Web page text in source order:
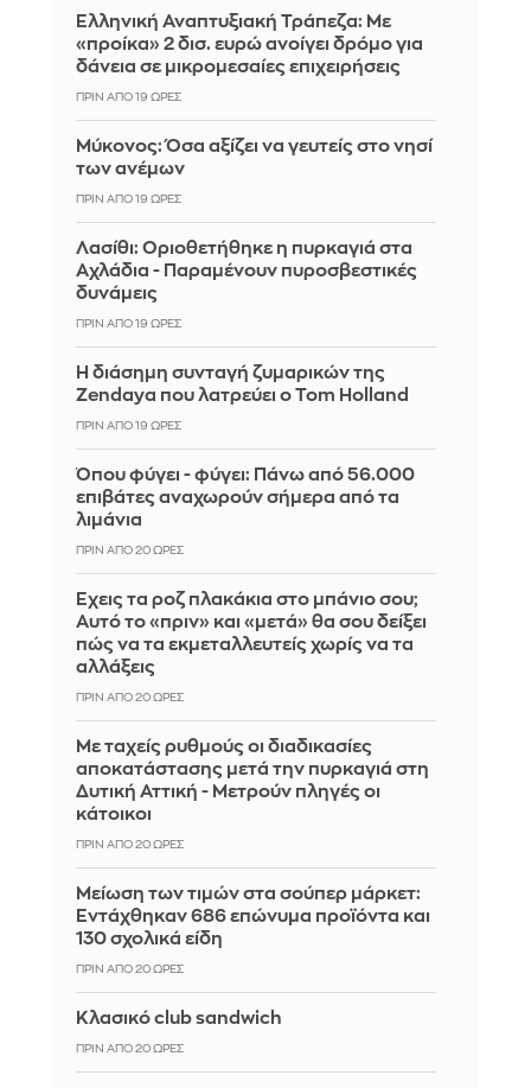
Ελληνική Αναπτυξιακή Τράπεζα: Με
«προίκα» 2 δισ. ευρώ ανοίγει δρόμο για
δάνεια σε μικρομεσαίες επιχειρήσεις
ΠΡΙΝ ΑΠΌ 19 ΏΡΕΣ
Μύκονος: Όσα αξίζει να γευτείς στο νησί
των ανέμων
ΠΡΙΝ ΑΠΌ 19 ΏΡΕΣ
Λασίθι: Οριοθετήθηκε η πυρκαγιά στα
Αχλάδια - Παραμένουν πυροσβεστικές
δυνάμεις
ΠΡΙΝ ΑΠΌ 19 ΏΡΕΣ
Η διάσημη συνταγή ζυμαρικών της
Zendaya που λατρεύει ο Tom Holland
ΠΡΙΝ ΑΠΌ 19 ΏΡΕΣ
Όπου φύγει - φύγει: Πάνω από 56.000
επιβάτες αναχωρούν σήμερα από τα
λιμάνια
ΠΡΙΝ ΑΠΌ 20 ΏΡΕΣ
Έχεις τα ροζ πλακάκια στο μπάνιο σου;
Αυτό το «πριν» και «μετά» θα σου δείξει
πώς να τα εκμεταλλευτείς χωρίς να τα
αλλάξεις
ΠΡΙΝ ΑΠΌ 20 ΏΡΕΣ
Με ταχείς ρυθμούς οι διαδικασίες
αποκατάστασης μετά την πυρκαγιά στη
Δυτική Αττική - Μετρούν πληγές οι
κάτοικοι
ΠΡΙΝ ΑΠΌ 20 ΏΡΕΣ
Μείωση των τιμών στα σούπερ μάρκετ:
Εντάχθηκαν 686 επώνυμα προϊόντα και
130 σχολικά είδη
ΠΡΙΝ ΑΠΌ 20 ΏΡΕΣ
Κλασικό club sandwich
ΠΡΙΝ ΑΠΌ 20 ΏΡΕΣ